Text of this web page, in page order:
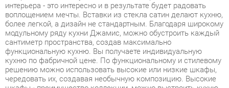
сантиметр пространства, создав максимально
функциональную кухню. Вы получаете индивидуальную
кухню по фабричной цене. По функциональному и стилевому
решению можно использовать высокие или низкие шкафы,
чередовать их, создавая необычную композицию. Высокие
шкафы - преимущество коллекции, можно выстроить кухню
почти до потолка - удобно уложить на верхние полки редко
используемые вещи.
Условия покупки